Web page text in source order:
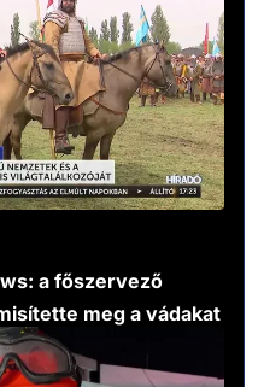
a főszervező
meg a vádakat